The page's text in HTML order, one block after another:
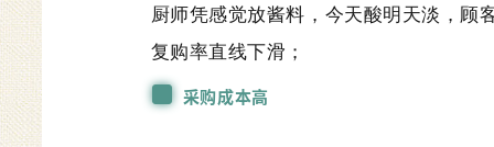
厨师凭感觉放酱料，今天酸明天淡，顾
复购率直线下滑；
采购成本高